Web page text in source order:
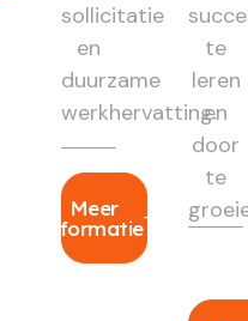
sollicitatie
en
duurzame
werkhervatting.
Meer
informatie
te
leren
en
door
te